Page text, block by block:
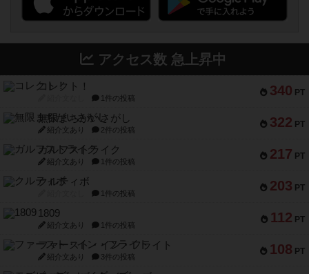
アクセス数 急上昇中
340 PT
コレクト！
1件の投稿
322 PT
無限まちがいさがし
紹介文あり 2件の投稿
217 PT
ガルフストライク
紹介文あり 1件の投稿
203 PT
クルティボ
1件の投稿
112 PT
1809
紹介文あり 1件の投稿
108 PT
ファースト・イン・フライト
紹介文あり 3件の投稿